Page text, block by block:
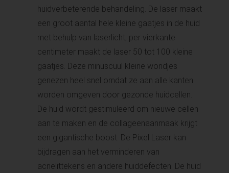
huidverbeterende behandeling. De laser maakt
een groot aantal hele kleine gaatjes in de huid
met behulp van laserlicht; per vierkante
centimeter maakt de laser 50 tot 100 kleine
gaatjes. Deze minuscuul kleine wondjes
genezen heel snel omdat ze aan alle kanten
worden omgeven door gezonde huidcellen.
De huid wordt gestimuleerd om nieuwe cellen
aan te maken en de collageenaanmaak krijgt
een gigantische boost. De Pixel Laser kan
bijdragen aan het verminderen van
acnelittekens en andere huiddefecten. De huid